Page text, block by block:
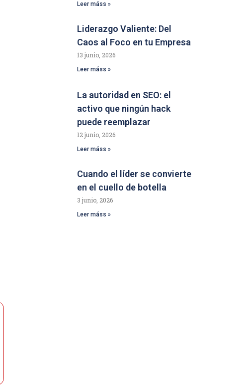
Leer máss »
Liderazgo Valiente: Del
Caos al Foco en tu Empresa
13 junio, 2026
Leer máss »
La autoridad en SEO: el
activo que ningún hack
puede reemplazar
12 junio, 2026
Leer máss »
Cuando el líder se convierte
en el cuello de botella
3 junio, 2026
Leer máss »